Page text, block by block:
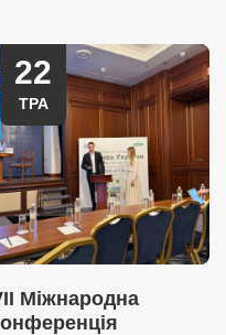
22
ТРА
Міжнародна